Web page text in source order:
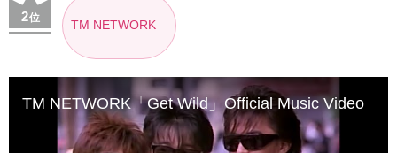
TM NETWORK
2位
TM NETWORK「Get Wild」Official Music Video